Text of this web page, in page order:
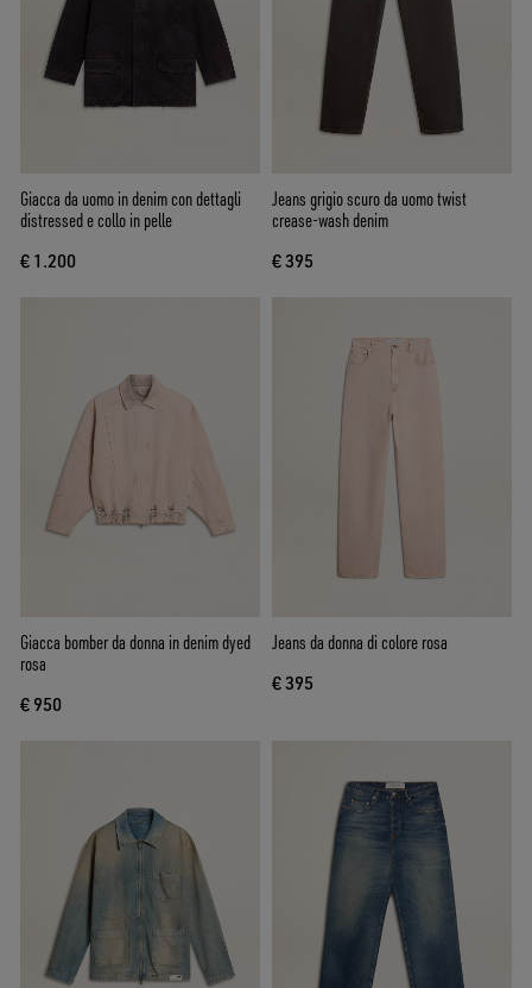
Giacca da uomo in denim con dettagli
distressed e collo in pelle
€ 1.200
Jeans grigio scuro da uomo twist
crease-wash denim
€ 395
Giacca bomber da donna in denim dyed
rosa
€ 950
Jeans da donna di colore rosa
€ 395